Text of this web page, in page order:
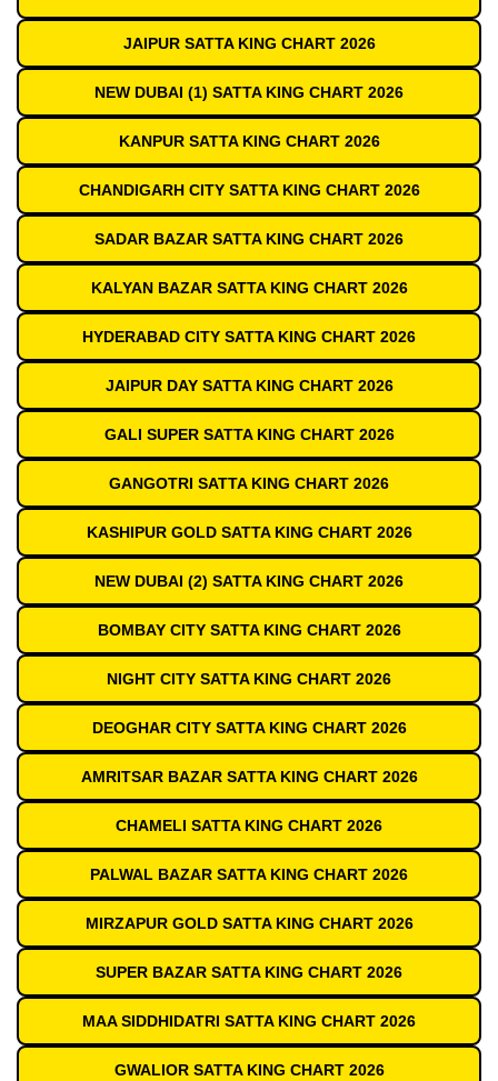
JAIPUR SATTA KING CHART 2026
NEW DUBAI (1) SATTA KING CHART 2026
KANPUR SATTA KING CHART 2026
CHANDIGARH CITY SATTA KING CHART 2026
SADAR BAZAR SATTA KING CHART 2026
KALYAN BAZAR SATTA KING CHART 2026
HYDERABAD CITY SATTA KING CHART 2026
JAIPUR DAY SATTA KING CHART 2026
GALI SUPER SATTA KING CHART 2026
GANGOTRI SATTA KING CHART 2026
KASHIPUR GOLD SATTA KING CHART 2026
NEW DUBAI (2) SATTA KING CHART 2026
BOMBAY CITY SATTA KING CHART 2026
NIGHT CITY SATTA KING CHART 2026
DEOGHAR CITY SATTA KING CHART 2026
AMRITSAR BAZAR SATTA KING CHART 2026
CHAMELI SATTA KING CHART 2026
PALWAL BAZAR SATTA KING CHART 2026
MIRZAPUR GOLD SATTA KING CHART 2026
SUPER BAZAR SATTA KING CHART 2026
MAA SIDDHIDATRI SATTA KING CHART 2026
GWALIOR SATTA KING CHART 2026